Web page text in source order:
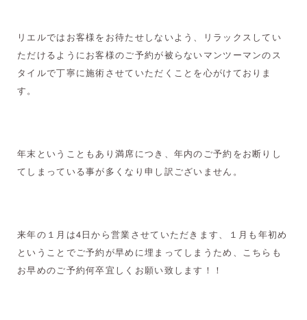
リエルではお客様をお待たせしないよう、リラックスしてい
ただけるようにお客様のご予約が被らないマンツーマンのス
タイルで丁寧に施術させていただくことを心がけておりま
す。
年末ということもあり満席につき、年内のご予約をお断りし
てしまっている事が多くなり申し訳ございません。
来年の１月は4日から営業させていただきます、１月も年初め
ということでご予約が早めに埋まってしまうため、こちらも
お早めのご予約何卒宜しくお願い致します！！